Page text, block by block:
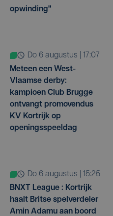
opwinding"
do 6 augustus | 17:07
Meteen een West-
Vlaamse derby:
kampioen Club Brugge
ontvangt promovendus
KV Kortrijk op
openingsspeeldag
do 6 augustus | 15:25
BNXT League : Kortrijk
haalt Britse spelverdeler
Amin Adamu aan boord